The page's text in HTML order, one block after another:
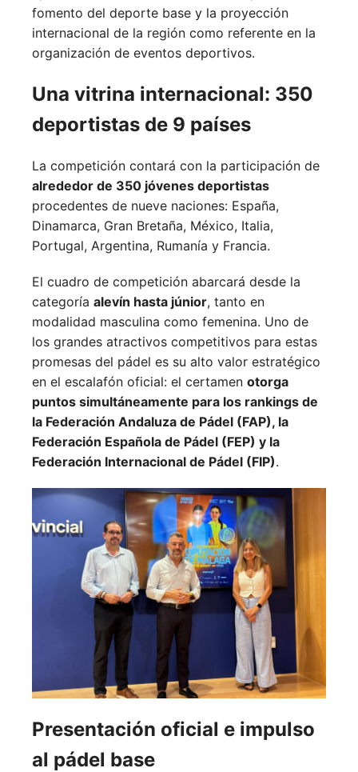
fomento del deporte base y la proyección
internacional de la región como referente en la
organización de eventos deportivos.
Una vitrina internacional: 350
deportistas de 9 países
La competición contará con la participación de
alrededor de 350 jóvenes deportistas
procedentes de nueve naciones: España,
Dinamarca, Gran Bretaña, México, Italia,
Portugal, Argentina, Rumanía y Francia.
El cuadro de competición abarcará desde la
categoría alevín hasta júnior, tanto en
modalidad masculina como femenina. Uno de
los grandes atractivos competitivos para estas
promesas del pádel es su alto valor estratégico
en el escalafón oficial: el certamen otorga
puntos simultáneamente para los rankings de
la Federación Andaluza de Pádel (FAP), la
Federación Española de Pádel (FEP) y la
Federación Internacional de Pádel (FIP).
Presentación oficial e impulso
al pádel base